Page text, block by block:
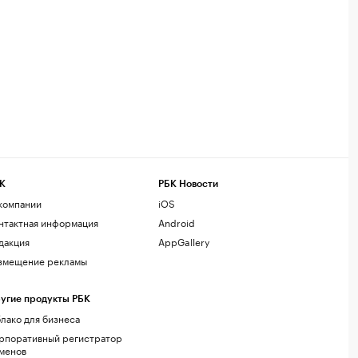
информация
рекламы
продукты РБК
для бизнеса
регистратор
РБК Новости
iOS
Android
AppGallery